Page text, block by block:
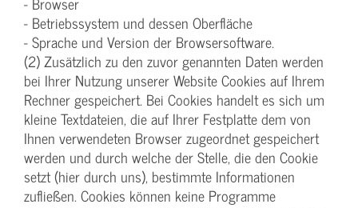
- Betriebssystem und dessen Oberfläche
- Sprache und Version der Browsersoftware.
(2) Zusätzlich zu den zuvor genannten Daten werden
bei Ihrer Nutzung unserer Website Cookies auf Ihrem
Rechner gespeichert. Bei Cookies handelt es sich um
kleine Textdateien, die auf Ihrer Festplatte dem von
Ihnen verwendeten Browser zugeordnet gespeichert
werden und durch welche der Stelle, die den Cookie
setzt (hier durch uns), bestimmte Informationen
zufließen. Cookies können keine Programme